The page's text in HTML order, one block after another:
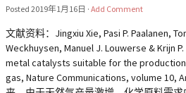
Posted 2019年1月16日 · Add Comment
文献资料：Jingxiu Xie, Pasi P. Paalanen,
Weckhuysen, Manuel J. Louwerse & Krijn
metal catalysts suitable for the
gas, Nature Communications, volume 10,